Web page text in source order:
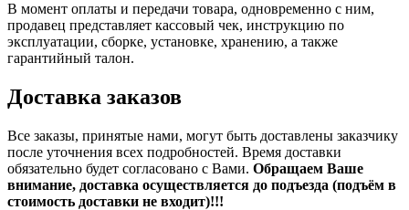
В момент оплаты и передачи товара, одновременно с ним,
продавец представляет кассовый чек, инструкцию по
эксплуатации, сборке, установке, хранению, а также
гарантийный талон.
Доставка заказов
Все заказы, принятые нами, могут быть доставлены заказчику
после уточнения всех подробностей. Время доставки
обязательно будет согласовано с Вами. Обращаем Ваше
внимание, доставка осуществляется до подъезда (подъём в
стоимость доставки не входит)!!!